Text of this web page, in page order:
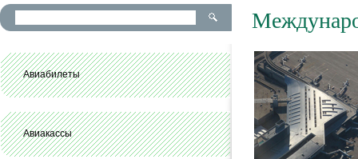
Контакты
Авиабилеты
Авиакассы